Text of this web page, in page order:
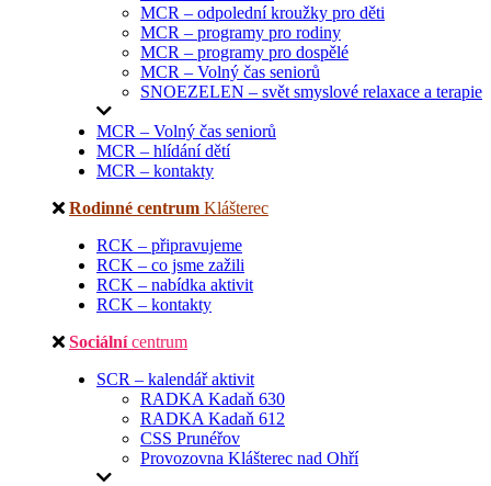
MCR – odpolední kroužky pro děti
MCR – programy pro rodiny
MCR – programy pro dospělé
MCR – Volný čas seniorů
SNOEZELEN – svět smyslové relaxace a terapie
MCR – Volný čas seniorů
MCR – hlídání dětí
MCR – kontakty
Rodinné centrum Klášterec
RCK – připravujeme
RCK – co jsme zažili
RCK – nabídka aktivit
RCK – kontakty
Sociální centrum
SCR – kalendář aktivit
RADKA Kadaň 630
RADKA Kadaň 612
CSS Prunéřov
Provozovna Klášterec nad Ohří